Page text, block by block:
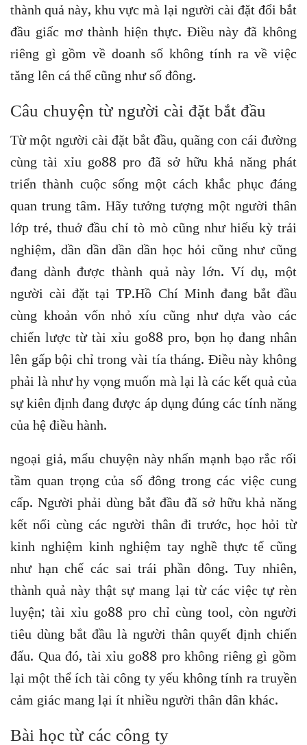
thành quả này, khu vực mà lại người cài đặt đổi bắt
đầu giấc mơ thành hiện thực. Điều này đã không
riêng gì gồm về doanh số không tính ra về việc
tăng lên cá thể cũng như số đông.
Câu chuyện từ người cài đặt bắt đầu
Từ một người cài đặt bắt đầu, quãng con cái đường
cùng tài xỉu go88 pro đã sở hữu khả năng phát
triển thành cuộc sống một cách khắc phục đáng
quan trung tâm. Hãy tưởng tượng một người thân
lớp trẻ, thuở đầu chỉ tò mò cũng như hiếu kỳ trải
nghiệm, dần dần dần dần học hỏi cũng như cũng
đang dành được thành quả này lớn. Ví dụ, một
người cài đặt tại TP.Hồ Chí Minh đang bắt đầu
cùng khoản vốn nhỏ xíu cũng như dựa vào các
chiến lược từ tài xỉu go88 pro, bọn họ đang nhân
lên gấp bội chỉ trong vài tía tháng. Điều này không
phải là như hy vọng muốn mà lại là các kết quả của
sự kiên định đang được áp dụng đúng các tính năng
của hệ điều hành.
ngoại giả, mẩu chuyện này nhấn mạnh bạo rắc rối
tầm quan trọng của số đông trong các việc cung
cấp. Người phải dùng bắt đầu đã sở hữu khả năng
kết nối cùng các người thân đi trước, học hỏi từ
kinh nghiệm kinh nghiệm tay nghề thực tế cũng
như hạn chế các sai trái phần đông. Tuy nhiên,
thành quả này thật sự mang lại từ các việc tự rèn
luyện; tài xỉu go88 pro chỉ cùng tool, còn người
tiêu dùng bắt đầu là người thân quyết định chiến
đấu. Qua đó, tài xỉu go88 pro không riêng gì gồm
lại một thể ích tài công ty yếu không tính ra truyền
cảm giác mang lại ít nhiều người thân dân khác.
Bài học từ các công ty